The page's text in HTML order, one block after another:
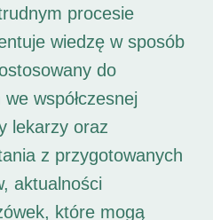
procesie
wiedzę w sposób
do
współczesnej
lekarzy oraz
z przygotowanych
aktualności
które mogą